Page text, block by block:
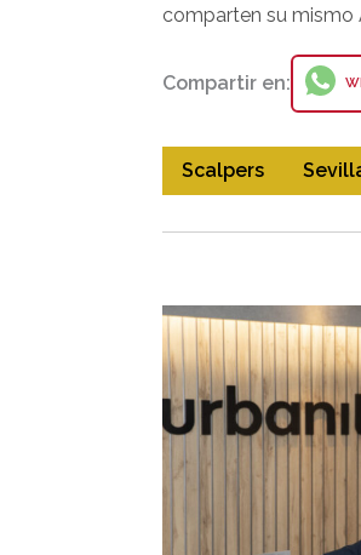
comparten su mismo
Compartir en:
Scalpers